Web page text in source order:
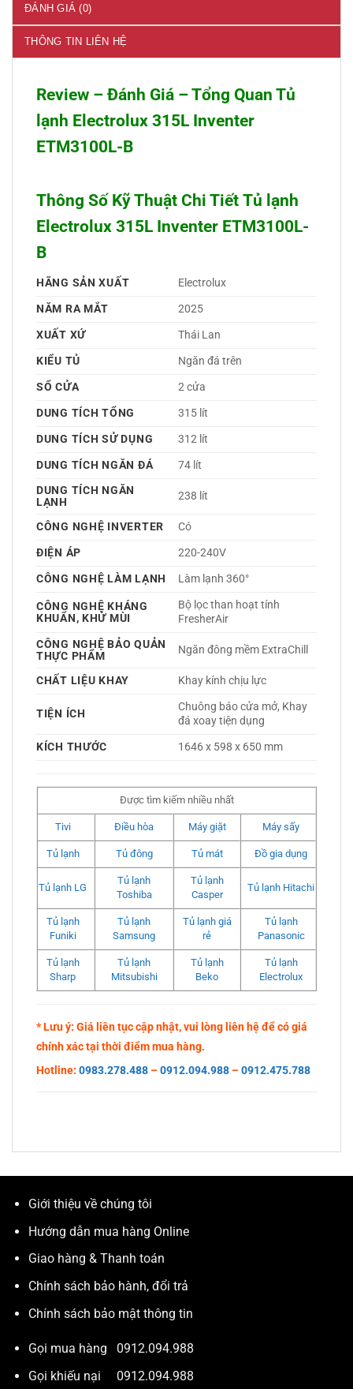
ĐÁNH GIÁ (0)
THÔNG TIN LIÊN HỆ
Review – Đánh Giá – Tổng Quan Tủ
lạnh Electrolux 315L Inventer
ETM3100L-B
Thông Số Kỹ Thuật Chi Tiết Tủ lạnh
Electrolux 315L Inventer ETM3100L-
B
HÃNG SẢN XUẤT
Electrolux
NĂM RA MẮT
2025
XUẤT XỨ
Thái Lan
KIỂU TỦ
Ngăn đá trên
SỔ CỬA
2 cửa
DUNG TÍCH TỔNG
315 lít
DUNG TÍCH SỬ DỤNG
312 lít
DUNG TÍCH NGĂN ĐÁ
74 lít
DUNG TÍCH NGĂN
LẠNH
238 lít
CÔNG NGHỆ INVERTER
Có
ĐIỆN ÁP
220-240V
CÔNG NGHỆ LÀM LẠNH
Làm lạnh 360°
CÔNG NGHỆ KHÁNG
KHUẨN, KHỬ MÙI
Bộ lọc than hoạt tính
FresherAir
CÔNG NGHỆ BẢO QUẢN
THỰC PHẨM
Ngăn đông mềm ExtraChill
CHẤT LIỆU KHAY Khay kính chịu lực
TIỆN ÍCH
Chuông báo cửa mở, Khay
đá xoay tiện dụng
KÍCH THƯỚC
1646 x 598 x 650 mm
Được tìm kiếm nhiều nhất
Tivi Điều hòa Máy giặt Máy sấy
Tủ lạnh Tủ đông Tủ mát Đồ gia dụng
Tủ lạnh LG
Tủ lạnh
Toshiba
Tủ lạnh
Casper
Tủ lạnh Hitachi
Tủ lạnh
Funiki
Tủ lạnh
Samsung
Tủ lạnh giá
rẻ
Tủ lạnh
Panasonic
Tủ lạnh
Sharp
Tủ lạnh
Mitsubishi
Tủ lạnh
Beko
Tủ lạnh
Electrolux
* Lưu ý: Giá liên tục cập nhật, vui lòng liên hệ để có giá
chính xác tại thời điểm mua hàng.
Hotline: 0983.278.488 –0912.094.988 –0912.475.788
Giới thiệu về chúng tôi
Hướng dẫn mua hàng Online
Giao hàng & Thanh toán
Chính sách bảo hành, đổi trả
Chính sách bảo mật thông tin
Gọi mua hàng 0912.094.988
Gọi khiếu nại 0912.094.988